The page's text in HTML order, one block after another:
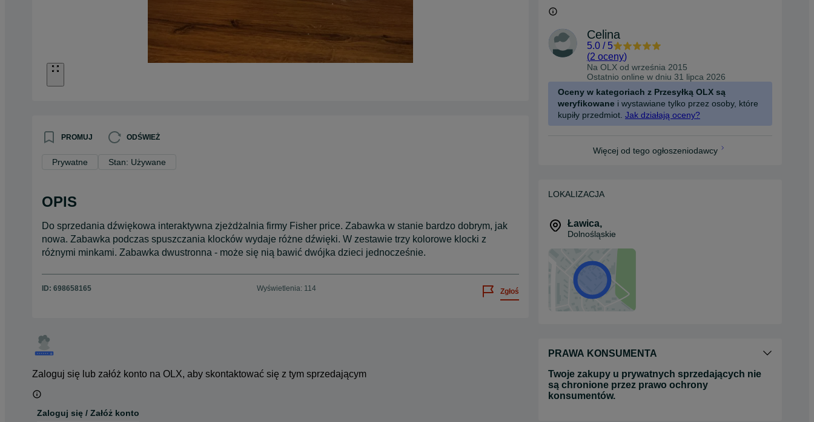
PROMUJ ODŚWIEŻ
Prywatne Stan: Używane
OPIS
Do sprzedania dźwiękowa interaktywna zjeżdżalnia firmy Fisher price. Zabawka w stanie bardzo dobrym, jak
nowa. Zabawka podczas spuszczania klocków wydaje różne dźwięki. W zestawie trzy kolorowe klocki z
różnymi minkami. Zabawka dwustronna - może się nią bawić dwójka dzieci jednocześnie.
ID: 698658165 Wyświetlenia: 114 Zgłoś
Zaloguj się lub załóż konto na OLX, aby skontaktować się z tym sprzedającym
Zaloguj się / Załóż konto
Celina
5.0 / 5
(2 oceny)
Na OLX od września 2015
Ostatnio online w dniu 31 lipca 2026
Oceny w kategoriach z Przesyłką OLX są
weryfikowane i wystawiane tylko przez osoby, które
kupiły przedmiot. Jak działają oceny?
Więcej od tego ogłoszeniodawcy
LOKALIZACJA
Ławica,
Dolnośląskie
PRAWA KONSUMENTA
Twoje zakupy u prywatnych sprzedających nie
są chronione przez prawo ochrony
konsumentów.